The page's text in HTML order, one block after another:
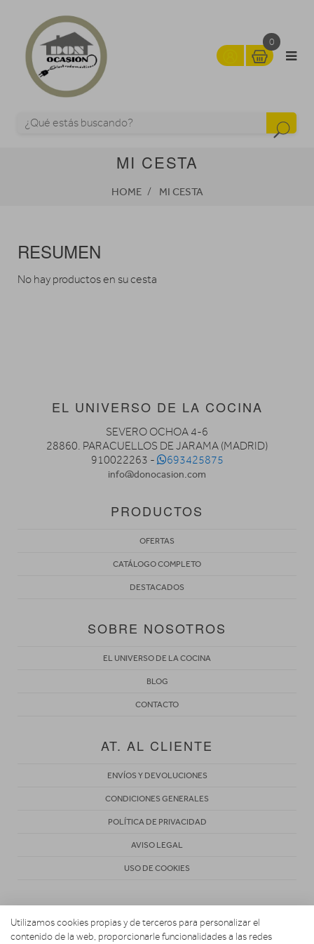
0
MI CESTA
HOME MI CESTA
RESUMEN
No hay productos en su cesta
EL UNIVERSO DE LA COCINA
SEVERO OCHOA 4-6
28860. PARACUELLOS DE JARAMA (MADRID)
910022263 -
693425875
info@donocasion.com
PRODUCTOS
OFERTAS
CATÁLOGO COMPLETO
DESTACADOS
SOBRE NOSOTROS
EL UNIVERSO DE LA COCINA
BLOG
CONTACTO
AT. AL CLIENTE
ENVÍOS Y DEVOLUCIONES
CONDICIONES GENERALES
POLÍTICA DE PRIVACIDAD
AVISO LEGAL
USO DE COOKIES
Utilizamos cookies propias y de terceros para personalizar el
contenido de la web, proporcionarle funcionalidades a las redes